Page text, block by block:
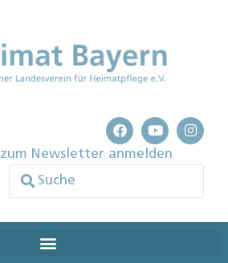
zum Newsletter anmelden